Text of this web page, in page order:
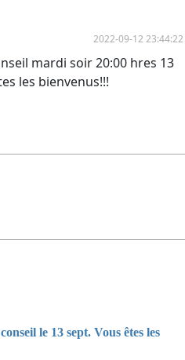
2022-09-12 23:44:22
mardi soir 20:00 hres 13
les bienvenus!!!
le 13 sept. Vous êtes les